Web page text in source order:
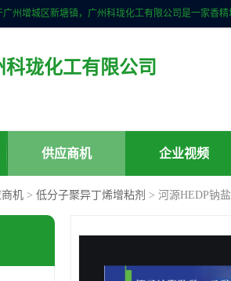
科珑化工有限公司
供应商机 企业视频
机 > 低分子聚异丁烯增粘剂 > 河源HEDP钠盐